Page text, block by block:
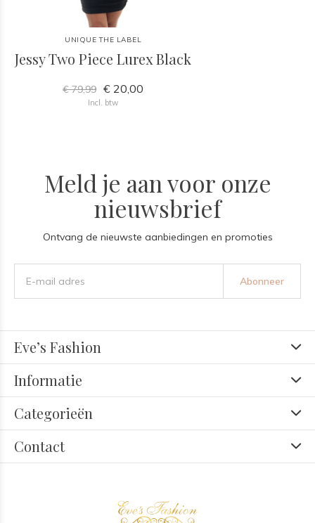
UNIQUE THE LABEL
Jessy Two Piece Lurex Black
€ 79,99 € 20,00
Incl. btw
Meld je aan voor onze
nieuwsbrief
Ontvang de nieuwste aanbiedingen en promoties
Abonneer
Eve’s Fashion
Informatie
Categorieën
Contact